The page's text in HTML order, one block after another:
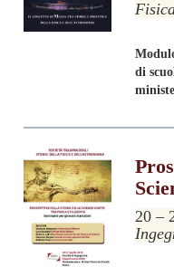
di
20 –